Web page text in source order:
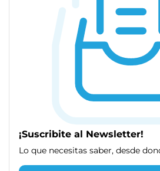
¡Suscribite al Newsletter!
Lo que necesitas saber, desde